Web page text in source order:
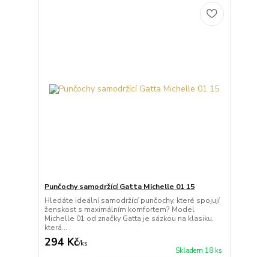
Punčochy samodržící Gatta Michelle 01 15
Hledáte ideální samodržící punčochy, které spojují
ženskost s maximálním komfortem? Model
Michelle 01 od značky Gatta je sázkou na klasiku,
která...
294 Kč/ks
Skladem 18 ks